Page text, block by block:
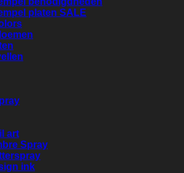
platen SALE
art
Spray
ink